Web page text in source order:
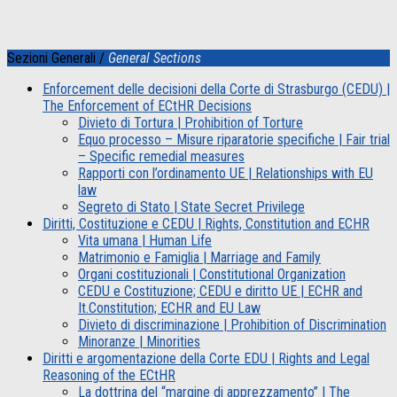
Sezioni Generali / General Sections
Enforcement delle decisioni della Corte di Strasburgo (CEDU) |
The Enforcement of ECtHR Decisions
Divieto di Tortura | Prohibition of Torture
Equo processo – Misure riparatorie specifiche | Fair trial
– Specific remedial measures
Rapporti con l’ordinamento UE | Relationships with EU
law
Segreto di Stato | State Secret Privilege
Diritti, Costituzione e CEDU | Rights, Constitution and ECHR
Vita umana | Human Life
Matrimonio e Famiglia | Marriage and Family
Organi costituzionali | Constitutional Organization
CEDU e Costituzione; CEDU e diritto UE | ECHR and
It.Constitution; ECHR and EU Law
Divieto di discriminazione | Prohibition of Discrimination
Minoranze | Minorities
Diritti e argomentazione della Corte EDU | Rights and Legal
Reasoning of the ECtHR
La dottrina del “margine di apprezzamento” | The